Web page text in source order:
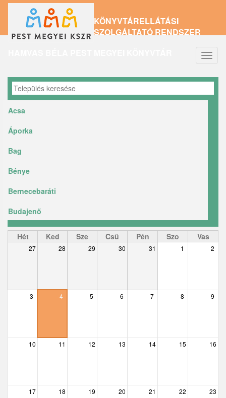
tartalomra
KÖNYVTÁRELLÁTÁSI
SZOLGÁLTATÓ RENDSZER
Acsa
Áporka
Bag
Bénye
Bernecebaráti
Budajenő
Ceglédbercel
Csemő
Csobánka
Délegyháza
Hét Ked Sze Csü Pén Szo Vas
27 28 29 30 31 1 2
3 4 5 6 7 8 9
10 11 12 13 14 15 16
17 18 19 20 21 22 23